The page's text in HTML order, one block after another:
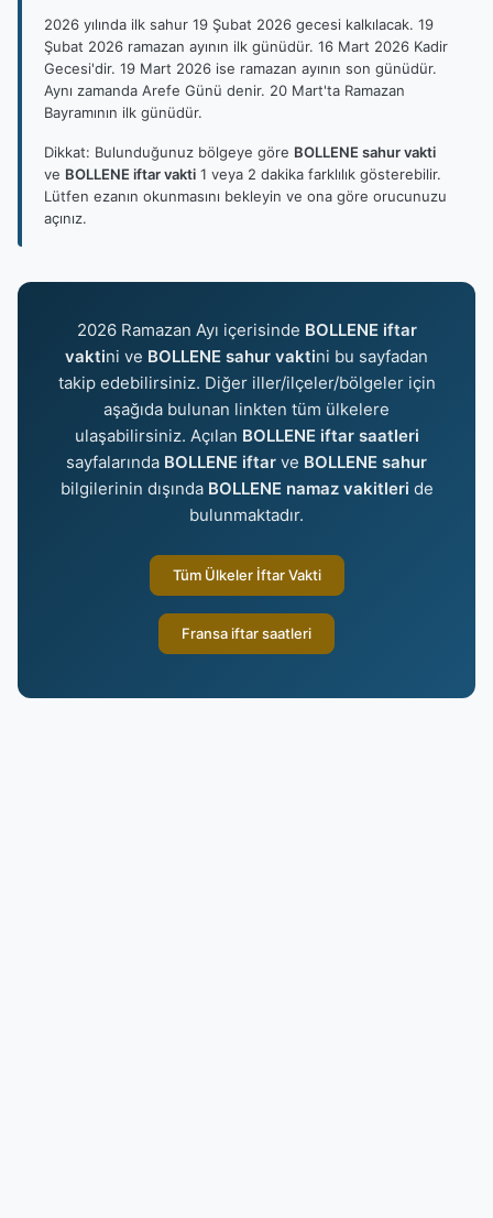
2026 yılında ilk sahur 19 Şubat 2026 gecesi kalkılacak. 19
Şubat 2026 ramazan ayının ilk günüdür. 16 Mart 2026 Kadir
Gecesi'dir. 19 Mart 2026 ise ramazan ayının son günüdür.
Aynı zamanda Arefe Günü denir. 20 Mart'ta Ramazan
Bayramının ilk günüdür.
Dikkat: Bulunduğunuz bölgeye göre BOLLENE sahur vakti
ve BOLLENE iftar vakti 1 veya 2 dakika farklılık gösterebilir.
Lütfen ezanın okunmasını bekleyin ve ona göre orucunuzu
açınız.
2026 Ramazan Ayı içerisinde BOLLENE iftar
vaktini ve BOLLENE sahur vaktini bu sayfadan
takip edebilirsiniz. Diğer iller/ilçeler/bölgeler için
aşağıda bulunan linkten tüm ülkelere
ulaşabilirsiniz. Açılan BOLLENE iftar saatleri
sayfalarında BOLLENE iftar ve BOLLENE sahur
bilgilerinin dışında BOLLENE namaz vakitleri de
bulunmaktadır.
Tüm Ülkeler İftar Vakti
Fransa iftar saatleri